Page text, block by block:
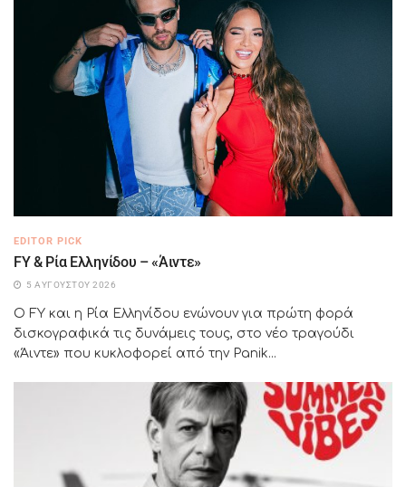
EDITOR PICK
FY & Ρία Ελληνίδου – «Άιντε»
5 ΑΥΓΟΎΣΤΟΥ 2026
Ο FY και η Ρία Ελληνίδου ενώνουν για πρώτη φορά
δισκογραφικά τις δυνάμεις τους, στο νέο τραγούδι
«Άιντε» που κυκλοφορεί από την Panik...